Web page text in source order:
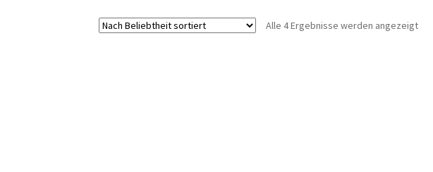
Alle 4 Ergebnisse werden angezeigtNach